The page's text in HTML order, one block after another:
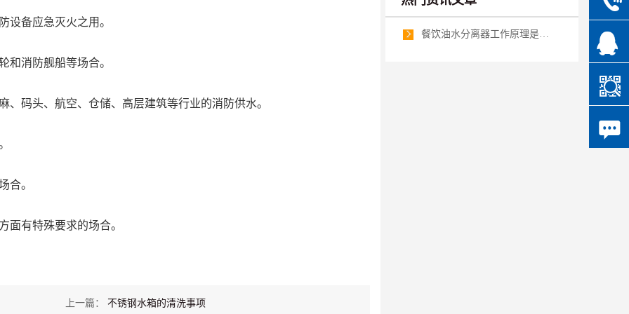
设备应急灭火之用。
和消防舰船等场合。
码头、航空、仓储、高层建筑等行业的消防供水。
合。
面有特殊要求的场合。
上一篇： 不锈钢水箱的清洗事项
餐饮油水分离器工作原理是怎样的？…


